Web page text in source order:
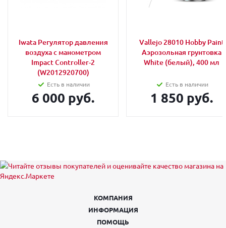
Iwata Регулятор давления
воздуха с манометром
Impact Controller-2
(W2012920700)
Есть в наличии
6 000 руб.
Vallejo 28010 Hobby Paint
Аэрозольная грунтовка
White (белый), 400 мл
Есть в наличии
1 850 руб.
КОМПАНИЯ
ИНФОРМАЦИЯ
ПОМОЩЬ